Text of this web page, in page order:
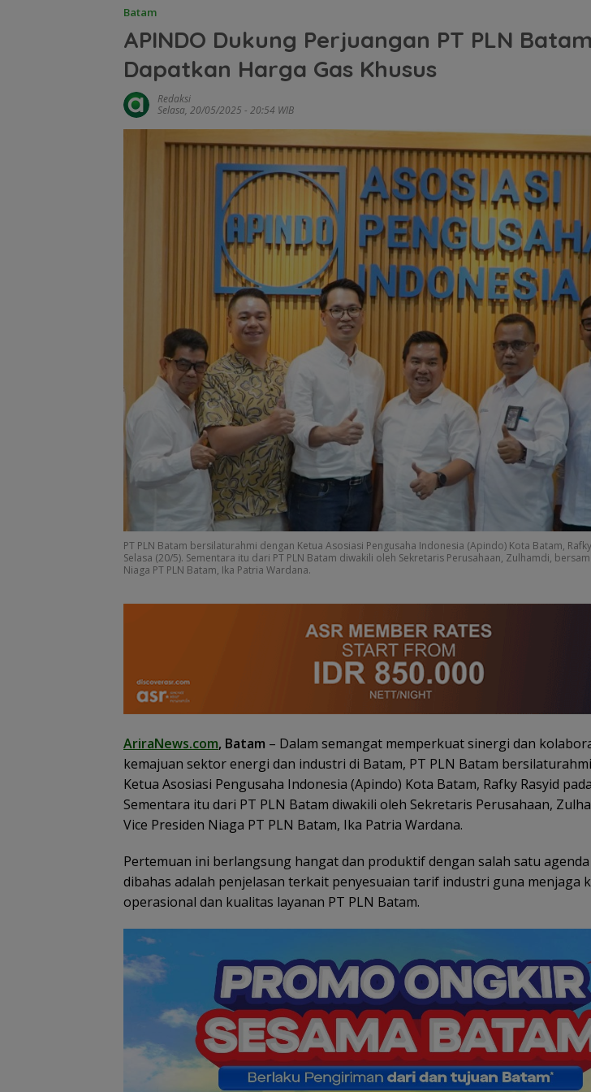
Batam
APINDO Dukung Perjuangan PT PLN Batam
Dapatkan Harga Gas Khusus
Redaksi
Selasa, 20/05/2025 - 20:54 WIB
PT PLN Batam bersilaturahmi dengan Ketua Asosiasi Pengusaha Indonesia (Apindo) Kota Batam,
Selasa (20/5). Sementara itu dari PT PLN Batam diwakili oleh Sekretaris Perusahaan, Zulhamdi,
Niaga PT PLN Batam, Ika Patria Wardana.
AriraNews.com, Batam – Dalam semangat memperkuat sinergi dan
kemajuan sektor energi dan industri di Batam, PT PLN Batam
Ketua Asosiasi Pengusaha Indonesia (Apindo) Kota Batam, Rafky Rasyid
Sementara itu dari PT PLN Batam diwakili oleh Sekretaris Perusahaan,
Vice Presiden Niaga PT PLN Batam, Ika Patria Wardana.
Pertemuan ini berlangsung hangat dan produktif dengan salah satu
dibahas adalah penjelasan terkait penyesuaian tarif industri guna menjaga
operasional dan kualitas layanan PT PLN Batam.
PKP Expo di Grand
Batam Mall Hadirkan
Double Bonus, Untung
Berkali-kali
Amsakar Achmad
Resmi Buka Batam
Grassroot Football
Festival 2026, Buka
Jalan Talenta Muda
Batam ke Level
Internasional
Persiapan HUT ke-81
RI di Natuna Sudah 80
Persen, Libatkan TNI-
Polri hingga Tim Medis
demi
Konjen RI Johor
Dukung Penuh Family
Rally Wisata dan
International Soccer
Batam Cup 2026
Ratusan Wisatawan
Jelajahi Batam dalam
Family Rally Wisata
Season 3
RSBP Batam Perkuat
demi Jamin
Keamanan dan Mutu
Obat